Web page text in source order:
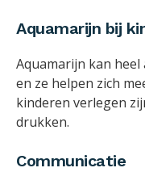
Aquamarijn bij
Aquamarijn kan
en ze helpen zich
kinderen verlegen
drukken.
Communicatie